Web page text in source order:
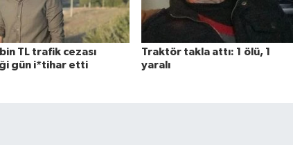
TL trafik cezası
gün i*tihar etti
Traktör takla attı: 1 ölü, 1
yaralı